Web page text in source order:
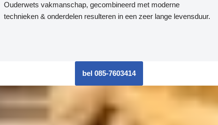
Ouderwets vakmanschap, gecombineerd met moderne
technieken & onderdelen resulteren in een zeer lange levensduur.
bel 085-7603414